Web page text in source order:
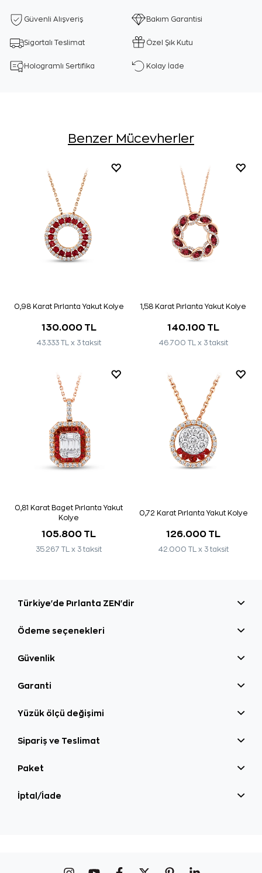
Güvenli Alışveriş Bakım Garantisi
Sigortalı Teslimat Özel Şık Kutu
Hologramlı Sertifika Kolay İade
Benzer Mücevherler
0,98 Karat Pırlanta Yakut Kolye
130.000 TL
43.333 TL x 3 taksit
1,58 Karat Pırlanta Yakut Kolye
140.100 TL
46.700 TL x 3 taksit
0,81 Karat Baget Pırlanta Yakut
Kolye
105.800 TL
35.267 TL x 3 taksit
0,72 Karat Pırlanta Yakut Kolye
126.000 TL
42.000 TL x 3 taksit
Türkiye'de Pırlanta ZEN'dir
Ödeme seçenekleri
Güvenlik
Garanti
Yüzük ölçü değişimi
Sipariş ve Teslimat
Paket
İptal/İade